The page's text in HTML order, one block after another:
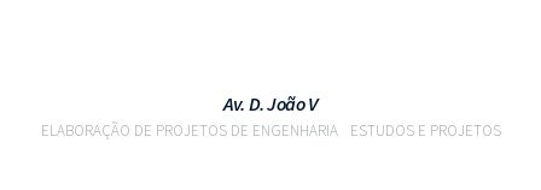
Av. D. João V
ELABORAÇÃO DE PROJETOS DE ENGENHARIA ESTUDOS E PROJETOS